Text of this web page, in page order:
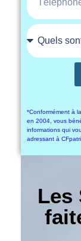
*Conformément à
en 2004, vous
informations qui
adressant à
Les